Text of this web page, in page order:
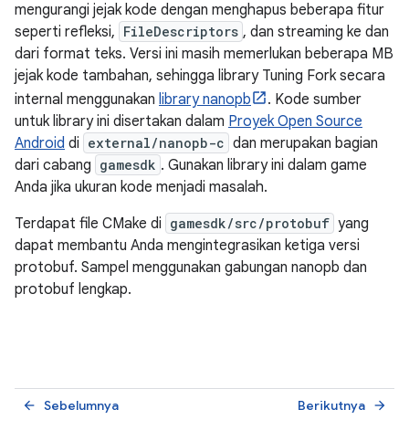
mengurangi jejak kode dengan menghapus beberapa fitur
seperti refleksi, FileDescriptors , dan streaming ke dan
dari format teks. Versi ini masih memerlukan beberapa MB
jejak kode tambahan, sehingga library Tuning Fork secara
internal menggunakan library nanopb
. Kode sumber
untuk library ini disertakan dalam Proyek Open Source
Android di external/nanopb-c dan merupakan bagian
dari cabang gamesdk . Gunakan library ini dalam game
Anda jika ukuran kode menjadi masalah.
Terdapat file CMake di gamesdk/src/protobuf yang
dapat membantu Anda mengintegrasikan ketiga versi
protobuf. Sampel menggunakan gabungan nanopb dan
protobuf lengkap.
Sebelumnya
arrow_back Berikutnya arrow_forward